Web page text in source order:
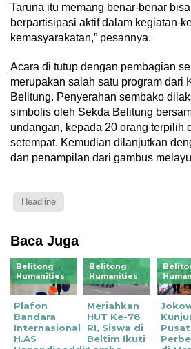
Taruna itu memang benar-benar
berpartisipasi aktif dalam kegiatan-
kemasyarakatan,” pesannya.
Acara di tutup dengan pembagian
merupakan salah satu program dari
Belitung. Penyerahan sembako
simbolis oleh Sekda Belitung
undangan, kepada 20 orang terpilih
setempat. Kemudian dilanjutkan
dan penampilan dari gambus
Headline
Baca Juga
Belitong
Humanities
Plafon
Bandara
Internasional
H.AS
Belitong
Humanities
Meriahkan
HUT Ke-78
RI, Siswa di
Beltim Ikuti
Pusat